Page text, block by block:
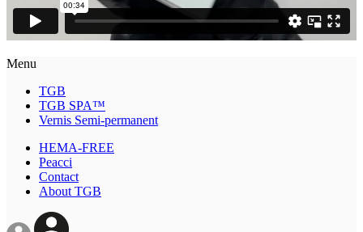
Menu
TGB
TGB SPA™
Vernis Semi-permanent
HEMA-FREE
Peacci
Contact
About TGB